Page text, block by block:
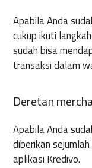
Apabila Anda
cukup ikuti
sudah bisa
transaksi dalam
Deretan
Apabila Anda
diberikan
aplikasi Kredivo.